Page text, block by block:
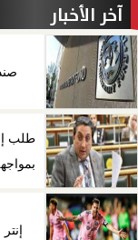
آخر الأخبار
طلب